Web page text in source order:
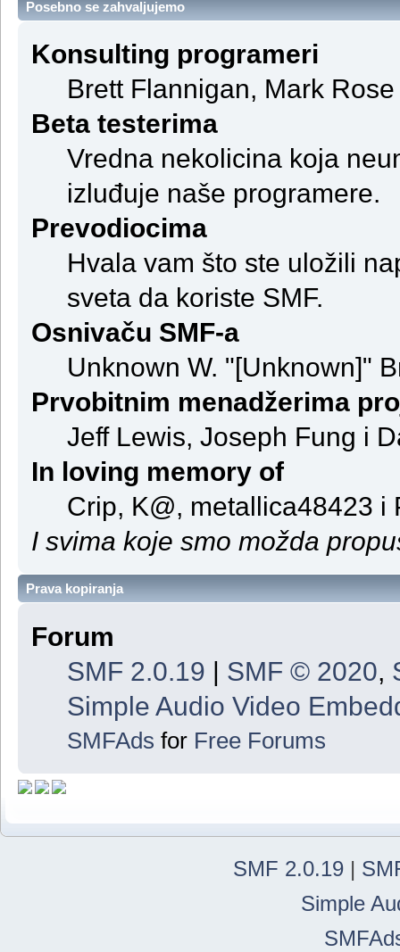
Posebno se zahvaljujemo
Konsulting programeri
Brett Flannigan, Mark
Beta testerima
Vredna nekolicina koja
izluđuje naše programere.
Prevodiocima
Hvala vam što ste uložili
sveta da koriste SMF.
Osnivaču SMF-a
Unknown W. "[Unknown]"
Prvobitnim menadžerima
Jeff Lewis, Joseph Fung i
In loving memory of
Crip, K@, metallica48423 i
I svima koje smo možda
Prava kopiranja
Forum
SMF 2.0.19 | SMF © 2020,
Simple Audio Video
SMFAds for Free Forums
SMF 2.0.19 |
Simple